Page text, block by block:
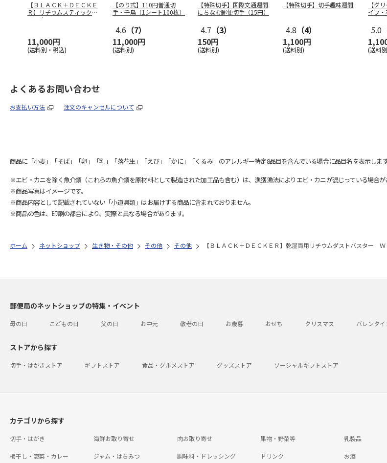
【ＢＬＡＣＫ＋ＤＥＣＫＥ
Ｒ】リチウムスティックク
リーナー
11,000円
(送料別・税込)
【のり式】110円普通切
手・千鳥（1シート100枚）
4.6 （7）
11,000円
(送料別)
【特殊切手】国際文通週間
にちなむ郵便切手（15円）
4.7 （3）
150円
(送料別)
【特殊切手】切手趣味週間
4.8 （4）
1,100円
(送料別)
【グ
イフ・
5.0
(送料
よくあるお問い合わせ
お支払い方法 注文のキャンセルについて
商品に「小麦」「そば」「卵」「乳」「落花生」「えび」「かに」「くるみ」のアレルギー特定8品目を含んでいる場合に品目名を表示します
※エビ・カニを除く魚介類（これらの魚介類を原材料として製造された加工品も含む）は、漁獲漁法によりエビ・カニが混じっている場合
※商品写真はイメージです。
※商品内容として記載されていない「小道具類」はお届けする商品に含まれておりません。
※商品の色は、印刷の都合により、実際と異なる場合があります。
ホーム ネットショップ 生き物・その他 その他 その他 【ＢＬＡＣＫ＋ＤＥＣＫＥＲ】乾湿両用リチウムダストバスター
郵便局のネットショップの特集・イベント
母の日 こどもの日 父の日 お中元 敬老の日 お歳暮 おせち クリスマス バレンタイ
ストアから探す
切手・はがきストア ギフトストア 食品・グルメストア グッズストア ソーシャルギフトストア
カテゴリから探す
切手・はがき 海鮮お取り寄せ 肉お取り寄せ 果物・野菜等 乳製品
梅干し・惣菜・カレー ジャム・はちみつ 調味料・ドレッシング ドリンク お酒